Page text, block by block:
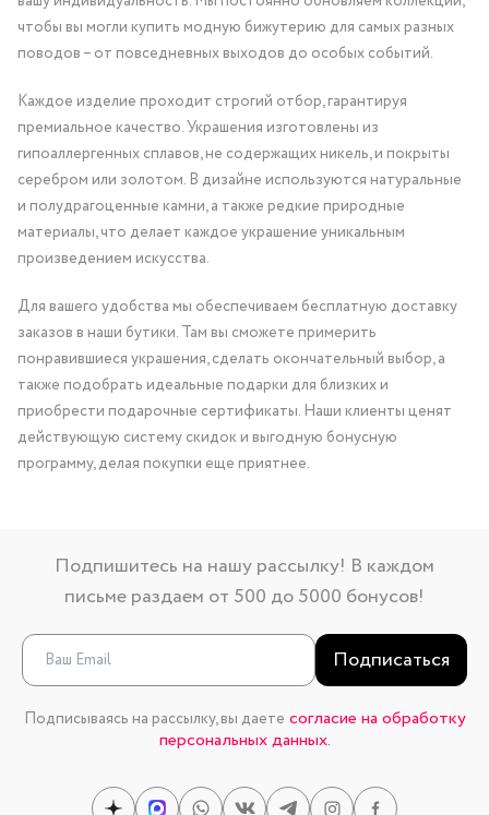
чтобы вы могли купить модную бижутерию для самых разных
поводов – от повседневных выходов до особых событий.
Каждое изделие проходит строгий отбор, гарантируя
премиальное качество. Украшения изготовлены из
гипоаллергенных сплавов, не содержащих никель, и покрыты
серебром или золотом. В дизайне используются натуральные
и полудрагоценные камни, а также редкие природные
материалы, что делает каждое украшение уникальным
произведением искусства.
Для вашего удобства мы обеспечиваем бесплатную доставку
заказов в наши бутики. Там вы сможете примерить
понравившиеся украшения, сделать окончательный выбор, а
также подобрать идеальные подарки для близких и
приобрести подарочные сертификаты. Наши клиенты ценят
действующую систему скидок и выгодную бонусную
программу, делая покупки еще приятнее.
Подпишитесь на нашу рассылку! В каждом
письме раздаем от 500 до 5000 бонусов!
Подписаться
Подписываясь на рассылку, вы даете согласие на обработку
персональных данных.